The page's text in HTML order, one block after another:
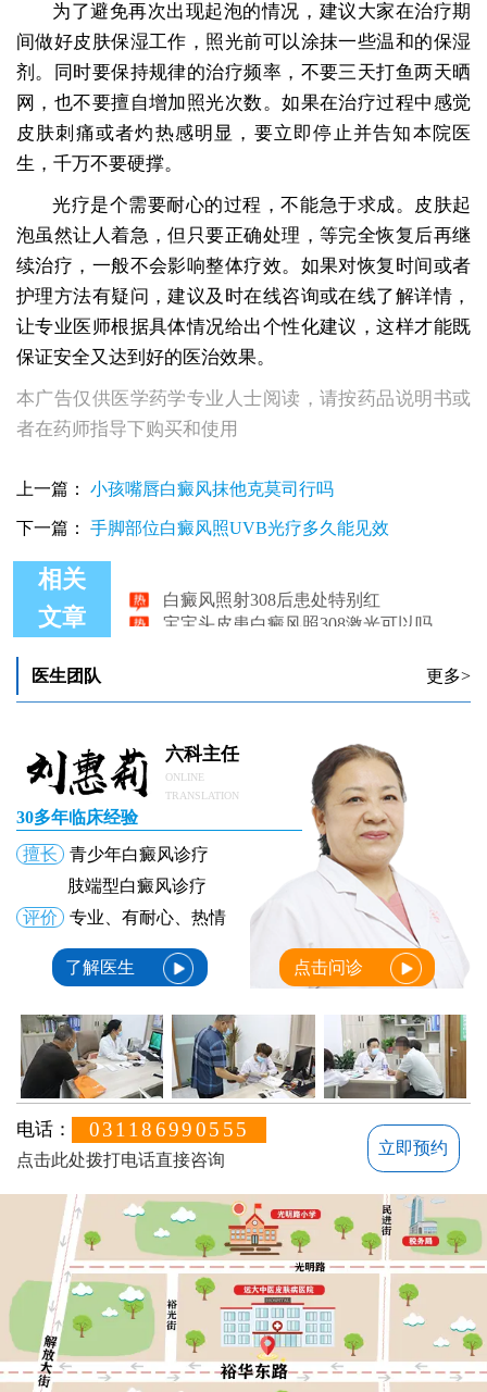
为了避免再次出现起泡的情况，建议大家在治疗期
间做好皮肤保湿工作，照光前可以涂抹一些温和的保湿
剂。同时要保持规律的治疗频率，不要三天打鱼两天晒
网，也不要擅自增加照光次数。如果在治疗过程中感觉
皮肤刺痛或者灼热感明显，要立即停止并告知本院医
生，千万不要硬撑。
光疗是个需要耐心的过程，不能急于求成。皮肤起
泡虽然让人着急，但只要正确处理，等完全恢复后再继
续治疗，一般不会影响整体疗效。如果对恢复时间或者
护理方法有疑问，建议及时在线咨询或在线了解详情，
让专业医师根据具体情况给出个性化建议，这样才能既
保证安全又达到好的医治效果。
本广告仅供医学药学专业人士阅读，请按药品说明书或
者在药师指导下购买和使用
上一篇： 小孩嘴唇白癜风抹他克莫司行吗
下一篇： 手脚部位白癜风照UVB光疗多久能见效
相关
文章
宝宝头皮患白癜风照308激光可以吗
白癜风照光后显示粉红色是好现象吗
白癜风照308激光治疗后，一个疗程后暂停一个月是否可行？
医生团队 更多>
六科主任
ONLINE
TRANSLATION
30多年临床经验
擅长
青少年白癜风诊疗
肢端型白癜风诊疗
评价
专业、有耐心、热情
了解医生 点击问诊
电话： 031186990555
点击此处拨打电话直接咨询
立即预约